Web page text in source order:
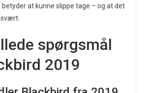
betyder at kunne slippe tage – og at det
spørgsmål
2019